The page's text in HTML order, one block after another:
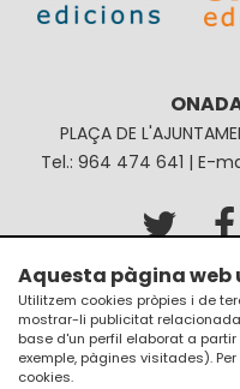
PLAÇA DE
Tel.: 964 474 641 | E-
Avís legal
Política de galetes
Aquesta pàgina web
Utilitzem cookies pròpies i de
mostrar-li publicitat
base d'un perfil elaborat a
exemple, pàgines visitades).
cookies.